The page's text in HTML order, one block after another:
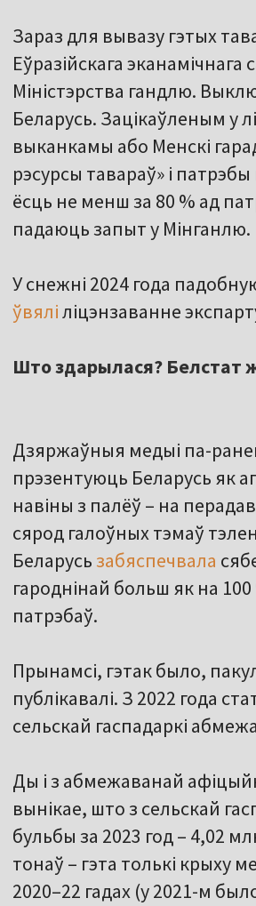
Зараз для вывазу гэтых
Еўразійскага
Міністэрства гандлю.
Беларусь. Зацікаўленым у
выканкамы або Менскі
рэсурсы тавараў» і
ёсць не менш за 80 % ад
падаюць запыт у Мінганлю.
У снежні 2024 года
ўвяліліцэнзаванне
Што здарылася? Белстат
Дзяржаўныя медыі па-
прэзентуюць Беларусь як
навіны з палёў – на
сярод галоўных тэмаў
Беларусь забяспечвала
гароднінай больш як на 100
патрэбаў.
Прынамсі, гэтак было,
публікавалі. З 2022 года
сельскай гаспадаркі
Ды і з абмежаванай
вынікае, што з сельскай
бульбы за 2023 год – 4,02
тонаў – гэта толькі крыху
2020–22 гадах (у 2021-м